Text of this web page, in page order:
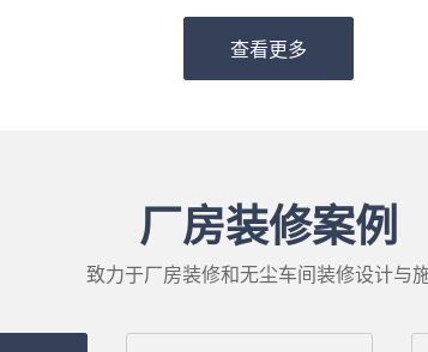
查看更多
厂房装修案例
致力于厂房装修和无尘车间装修设计与